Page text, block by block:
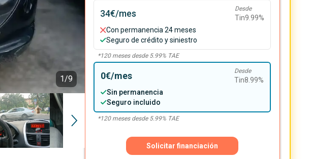
1/9
34€/mes Desde
Tin9.99%
Con permanencia 24 meses
Seguro de crédito y siniestro
*120meses desde 5.99% TAE
0€/mes Desde
Tin8.99%
Sin permanencia
Seguro incluido
*120meses desde 5.99% TAE
Solicitar financiación